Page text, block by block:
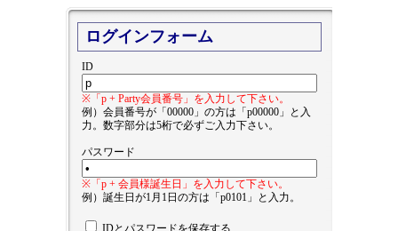
ログインフォーム
ID
※「p + Party会員番号」を入力して下さい。
例）会員番号が「00000」の方は「p00000」と入
力。数字部分は5桁で必ずご入力下さい。
パスワード
※「p + 会員様誕生日」を入力して下さい。
例）誕生日が1月1日の方は「p0101」と入力。
IDとパスワードを保存する